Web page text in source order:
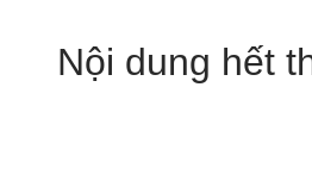
Nội dung hết